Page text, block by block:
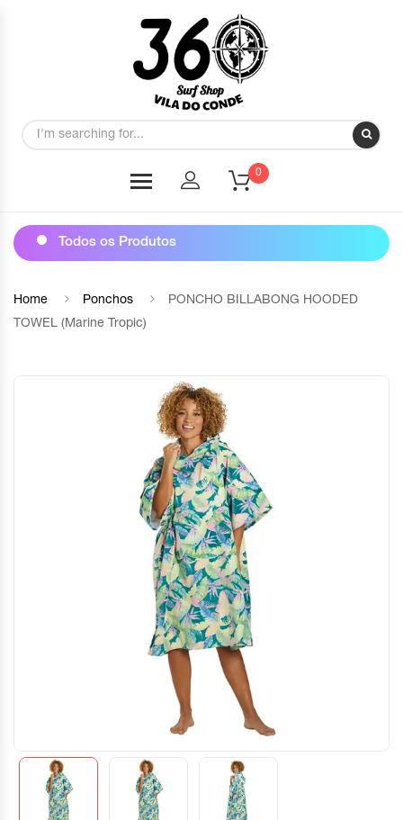
0
Todos os Produtos
Home Ponchos
PONCHO BILLABONG HOODED
TOWEL (Marine Tropic)